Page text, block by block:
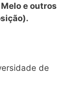
e outros
de